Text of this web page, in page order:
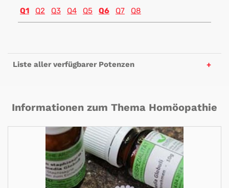
Q1
Q2 Q3 Q4 Q5 Q6 Q7 Q8
Liste aller verfügbarer Potenzen
Informationen zum Thema Homöopathie